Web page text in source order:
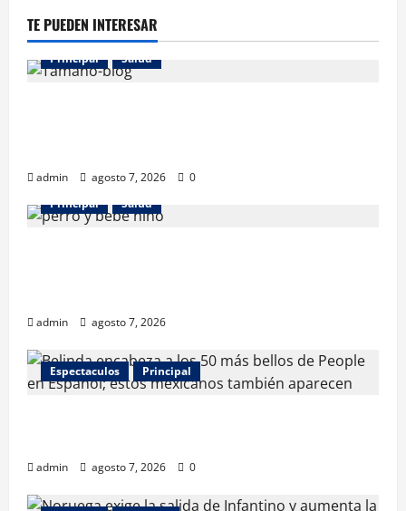
TE PUEDEN INTERESAR
Principal Salud
admin agosto 7, 2026
0
Principal
Salud
admin agosto 7, 2026
Espectaculos Principal
admin agosto 7, 2026 0